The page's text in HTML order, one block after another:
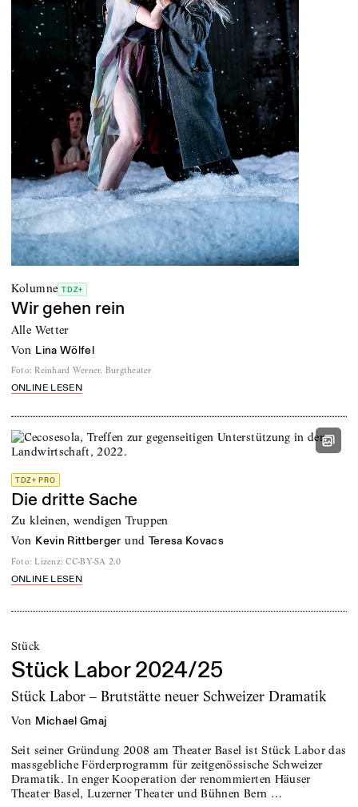
Kolumne TDZ+
Wir gehen rein
Alle Wetter
von Lina Wölfel
Foto: Reinhard Werner, Burgtheater
ONLINE LESEN
TDZ+ PRO
Die dritte Sache
Zu kleinen, wendigen Truppen
von Kevin Rittberger und Teresa Kovacs
Foto: Lizenz: CC-BY-SA 2.0
ONLINE LESEN
Stück
Stück Labor 2024/25
Stück Labor – Brutstätte neuer Schweizer Dramatik
von Michael Gmaj
Seit seiner Gründung 2008 am Theater Basel ist Stück Labor das
massgebliche Förderprogramm für zeitgenössische Schweizer
Dramatik. In enger Kooperation der renommierten Häuser
Theater Basel, Luzerner Theater und Bühnen Bern …